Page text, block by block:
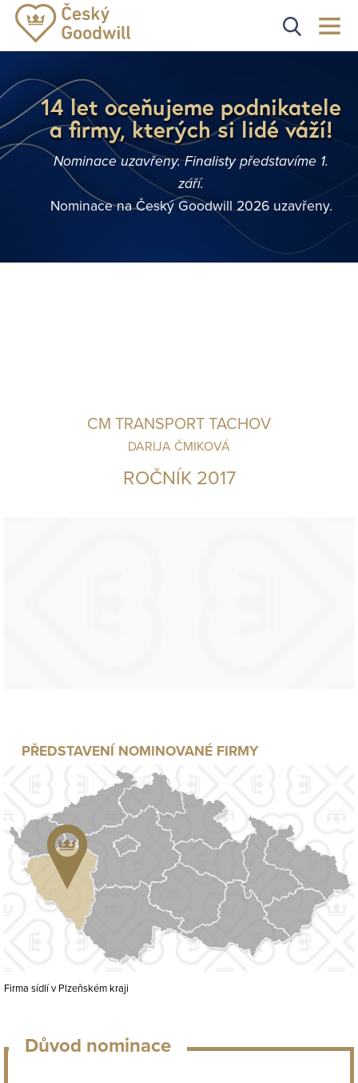
14 let oceňujeme podnikatele
a firmy, kterých si lidé váží!
Nominace uzavřeny. Finalisty představíme 1.
září.
Nominace na Český Goodwill 2026 uzavřeny.
CM TRANSPORT TACHOV
DARIJA ČMIKOVÁ
ROČNÍK 2017
PŘEDSTAVENÍ NOMINOVANÉ FIRMY
Firma sídlí v Plzeňském kraji
Důvod nominace